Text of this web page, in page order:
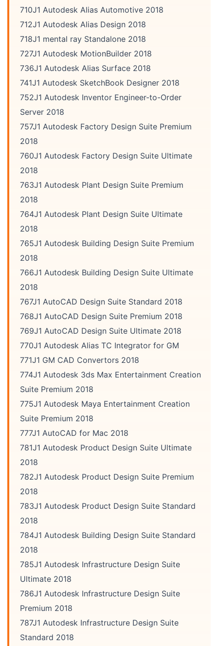
710J1 Autodesk Alias Automotive 2018
712J1 Autodesk Alias Design 2018
718J1 mental ray Standalone 2018
727J1 Autodesk MotionBuilder 2018
736J1 Autodesk Alias Surface 2018
741J1 Autodesk SketchBook Designer 2018
752J1 Autodesk Inventor Engineer-to-Order
Server 2018
757J1 Autodesk Factory Design Suite Premium
2018
760J1 Autodesk Factory Design Suite Ultimate
2018
763J1 Autodesk Plant Design Suite Premium
2018
764J1 Autodesk Plant Design Suite Ultimate
2018
765J1 Autodesk Building Design Suite Premium
2018
766J1 Autodesk Building Design Suite Ultimate
2018
767J1 AutoCAD Design Suite Standard 2018
768J1 AutoCAD Design Suite Premium 2018
769J1 AutoCAD Design Suite Ultimate 2018
770J1 Autodesk Alias TC Integrator for GM
771J1 GM CAD Convertors 2018
774J1 Autodesk 3ds Max Entertainment Creation
Suite Premium 2018
775J1 Autodesk Maya Entertainment Creation
Suite Premium 2018
777J1 AutoCAD for Mac 2018
781J1 Autodesk Product Design Suite Ultimate
2018
782J1 Autodesk Product Design Suite Premium
2018
783J1 Autodesk Product Design Suite Standard
2018
784J1 Autodesk Building Design Suite Standard
2018
785J1 Autodesk Infrastructure Design Suite
Ultimate 2018
786J1 Autodesk Infrastructure Design Suite
Premium 2018
787J1 Autodesk Infrastructure Design Suite
Standard 2018